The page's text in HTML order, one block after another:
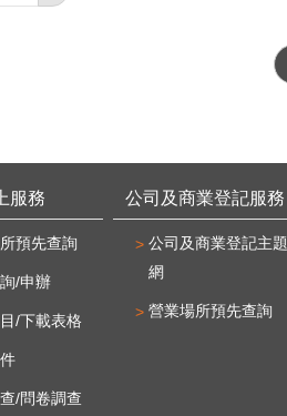
服務
預先查詢
/申辦
/下載表格
/問卷調查
公司及商業登記服務
公司及商業登記主題
網
營業場所預先查詢